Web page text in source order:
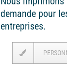
demande pour
entreprises.